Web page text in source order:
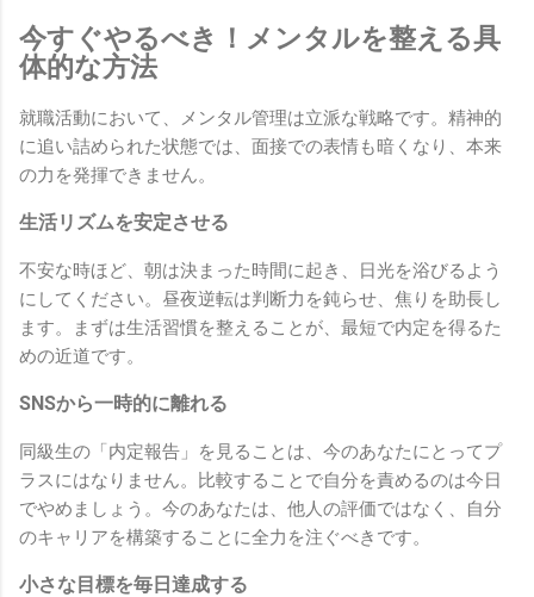
今すぐやるべき！メンタルを整える具
体的な方法
就職活動において、メンタル管理は立派な戦略です。精神的
に追い詰められた状態では、面接での表情も暗くなり、本来
の力を発揮できません。
生活リズムを安定させる
不安な時ほど、朝は決まった時間に起き、日光を浴びるよう
にしてください。昼夜逆転は判断力を鈍らせ、焦りを助長し
ます。まずは生活習慣を整えることが、最短で内定を得るた
めの近道です。
SNSから一時的に離れる
同級生の「内定報告」を見ることは、今のあなたにとってプ
ラスにはなりません。比較することで自分を責めるのは今日
でやめましょう。今のあなたは、他人の評価ではなく、自分
のキャリアを構築することに全力を注ぐべきです。
小さな目標を毎日達成する